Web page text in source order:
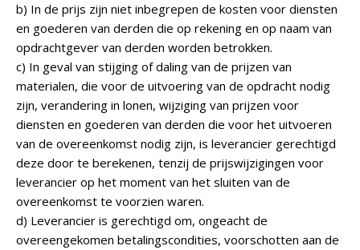
b) In de prijs zijn niet inbegrepen de kosten voor diensten
en goederen van derden die op rekening en op naam van
opdrachtgever van derden worden betrokken.
c) In geval van stijging of daling van de prijzen van
materialen, die voor de uitvoering van de opdracht nodig
zijn, verandering in lonen, wijziging van prijzen voor
diensten en goederen van derden die voor het uitvoeren
van de overeenkomst nodig zijn, is leverancier gerechtigd
deze door te berekenen, tenzij de prijswijzigingen voor
leverancier op het moment van het sluiten van de
overeenkomst te voorzien waren.
d) Leverancier is gerechtigd om, ongeacht de
overeengekomen betalingscondities, voorschotten aan de